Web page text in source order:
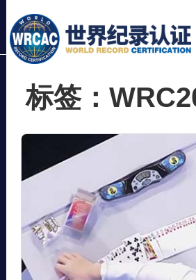
标签：